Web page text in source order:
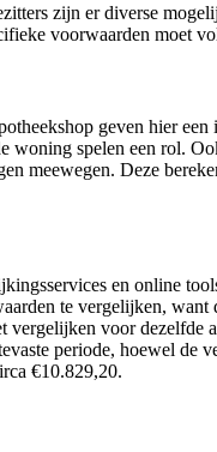
zijn er diverse
voorwaarden moet
geven hier
spelen een rol.
meewegen. Deze
en online
te vergelijken,
voor
periode, hoewel
€10.829,20.